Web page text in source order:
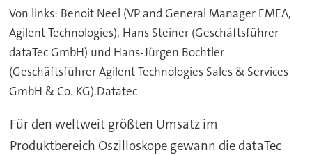
Von links: Benoit Neel (VP and General Manager EMEA,
Agilent Technologies), Hans Steiner (Geschäftsführer
dataTec GmbH) und Hans-Jürgen Bochtler
(Geschäftsführer Agilent Technologies Sales & Services
GmbH & Co. KG).Datatec
Für den weltweit größten Umsatz im
Produktbereich Oszilloskope gewann die dataTec